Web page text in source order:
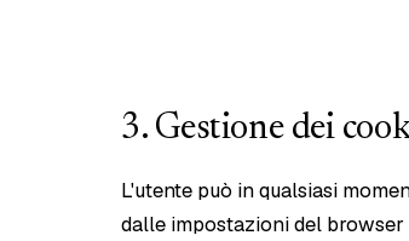
3. Gestione dei
L'utente può in qualsiasi
dalle impostazioni del